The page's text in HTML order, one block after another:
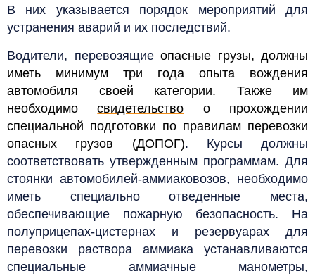
В них указывается порядок мероприятий для
устранения аварий и их последствий.
Водители, перевозящие опасные грузы, должны
иметь минимум три года опыта вождения
автомобиля своей категории. Также им
необходимосвидетельство о прохождении
специальной подготовки по правилам перевозки
опасных грузов (ДОПОГ). Курсы должны
соответствовать утвержденным программам. Для
стоянки автомобилей-аммиаковозов, необходимо
иметь специально отведенные места,
обеспечивающие пожарную безопасность. На
полуприцепах-цистернах и резервуарах для
перевозки раствора аммиака устанавливаются
специальные аммиачные манометры,